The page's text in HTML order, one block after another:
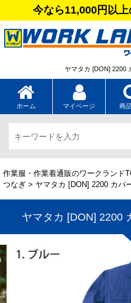
今なら11,000円以
ヤマタカ [DON] 2200
ホーム マイページ 商
作業服・作業着通販のワークランド
つなぎ > ヤマタカ [DON] 2200 カバ
ヤマタカ [DON] 2200